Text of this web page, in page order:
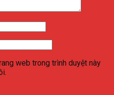
web trong trình duyệt này